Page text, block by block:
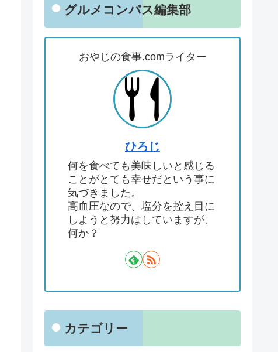
グルメコンパス編集部
おやじの食事.comライター
ひろじ
何を食べても美味しいと感じる
ことがとても幸せだという事に
気づきました。
高血圧なので、塩分を控え目に
しようと努力はしていますが、
何か？
カテゴリー